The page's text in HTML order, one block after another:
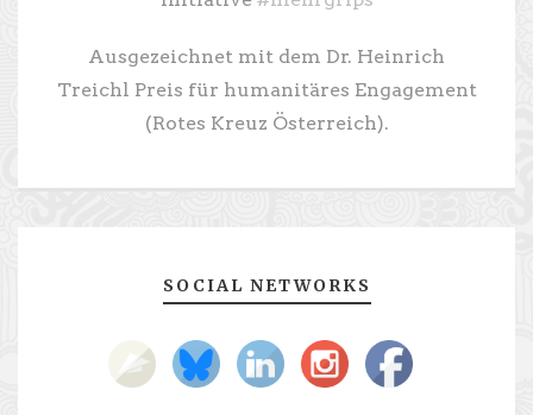
Ausgezeichnet mit dem Dr. Heinrich
Treichl Preis für humanitäres Engagement
(Rotes Kreuz Österreich).
SOCIAL NETWORKS